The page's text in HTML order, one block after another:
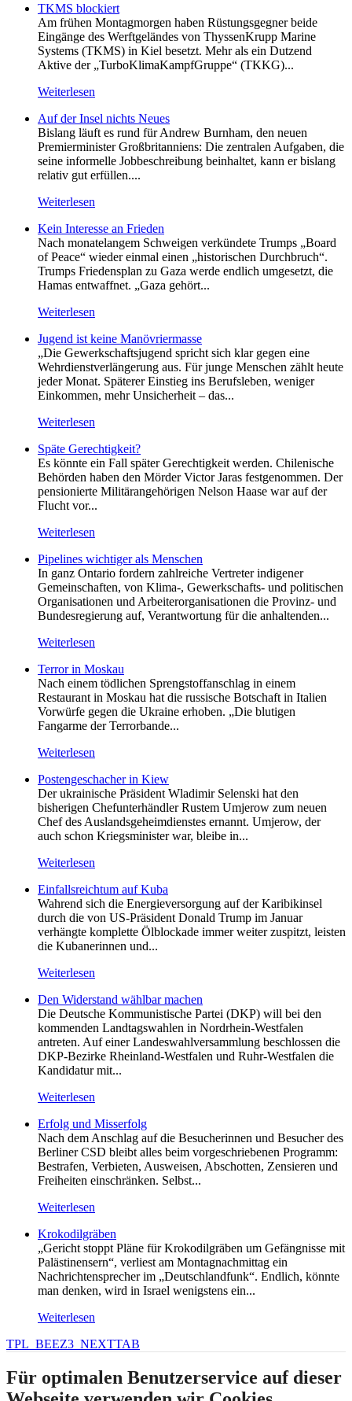
TKMS blockiert
Am frühen Montagmorgen haben Rüstungsgegner beide
Eingänge des Werftgeländes von ThyssenKrupp Marine
Systems (TKMS) in Kiel besetzt. Mehr als ein Dutzend
Aktive der „TurboKlimaKampfGruppe“ (TKKG)...
Weiterlesen
Auf der Insel nichts Neues
Bislang läuft es rund für Andrew Burnham, den neuen
Premierminister Großbritanniens: Die zentralen Aufgaben, die
seine informelle Jobbeschreibung beinhaltet, kann er bislang
relativ gut erfüllen....
Weiterlesen
Kein Inte­resse an Frieden
Nach monatelangem Schweigen verkündete Trumps „Board
of Peace“ wieder einmal einen „historischen Durchbruch“.
Trumps Friedensplan zu Gaza werde endlich umgesetzt, die
Hamas entwaffnet. „Gaza gehört...
Weiterlesen
Jugend ist keine Manövriermasse
„Die Gewerkschaftsjugend spricht sich klar gegen eine
Wehrdienstverlängerung aus. Für junge Menschen zählt heute
jeder Monat. Späterer Einstieg ins Berufsleben, weniger
Einkommen, mehr Unsicherheit – das...
Weiterlesen
Späte Gerechtigkeit?
Es könnte ein Fall später Gerechtigkeit werden. Chilenische
Behörden haben den Mörder Victor Jaras festgenommen. Der
pensionierte Militärangehörigen Nelson Haase war auf der
Flucht vor...
Weiterlesen
Pipelines wichtiger als Menschen
In ganz Ontario fordern zahlreiche Vertreter indigener
Gemeinschaften, von Klima-, Gewerkschafts- und politischen
Organisationen und Arbeiterorganisationen die Provinz- und
Bundesregierung auf, Verantwortung für die anhaltenden...
Weiterlesen
Terror in Moskau
Nach einem tödlichen Sprengstoffanschlag in einem
Restaurant in Moskau hat die russische Botschaft in Italien
Vorwürfe gegen die Ukraine erhoben. „Die blutigen
Fangarme der Terrorbande...
Weiterlesen
Postengeschacher in Kiew
Der ukrainische Präsident Wladimir Selenski hat den
bisherigen Chefunterhändler Rustem Umjerow zum neuen
Chef des Auslandsgeheimdienstes ernannt. Umjerow, der
auch schon Kriegsminister war, bleibe in...
Weiterlesen
Einfallsreichtum auf Kuba
Wahrend sich die Energieversorgung auf der Karibikinsel
durch die von US-Präsident Donald Trump im Januar
verhängte komplette Ölblockade immer weiter zuspitzt, leisten
die Kubanerinnen und...
Weiterlesen
Den Widerstand wählbar machen
Die Deutsche Kommunistische Partei (DKP) will bei den
kommenden Landtagswahlen in Nordrhein-Westfalen
antreten. Auf einer Landeswahlversammlung beschlossen die
DKP-Bezirke Rheinland-Westfalen und Ruhr-Westfalen die
Kandidatur mit...
Weiterlesen
Erfolg und Misserfolg
Nach dem Anschlag auf die Besucherinnen und Besucher des
Berliner CSD bleibt alles beim vorgeschriebenen Programm:
Bestrafen, Verbieten, Ausweisen, Abschotten, Zensieren und
Freiheiten einschränken. Selbst...
Weiterlesen
Krokodilgräben
„Gericht stoppt Pläne für Krokodilgräben um Gefängnisse mit
Palästinensern“, verliest am Montagnachmittag ein
Nachrichtensprecher im „Deutschlandfunk“. Endlich, könnte
man denken, wird in Israel wenigstens ein...
Weiterlesen
TPL_BEEZ3_NEXTTAB
Für optimalen Benutzerservice auf dieser